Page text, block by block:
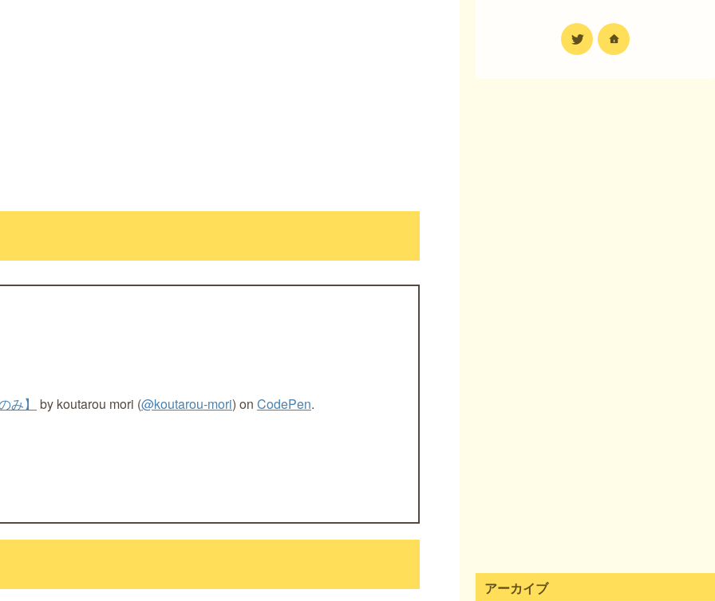
み】 by koutarou mori (@koutarou-mori) on CodePen.
アーカイブ